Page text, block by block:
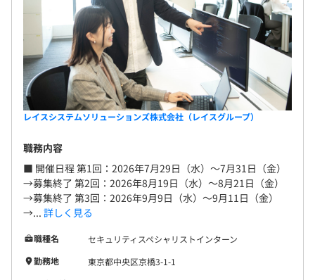
レイスシステムソリューションズ株式会社（レイスグループ）
職務内容
■ 開催日程 第1回：2026年7月29日（水）〜7月31日（金）
→募集終了 第2回：2026年8月19日（水）〜8月21日（金）
→募集終了 第3回：2026年9月9日（水）〜9月11日（金）
→... 詳しく見る
職種名
セキュリティスペシャリストインターン
勤務地
東京都中央区京橋3-1-1